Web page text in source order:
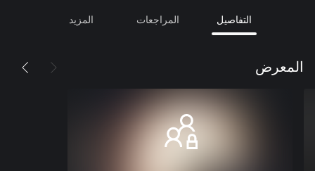
التفاصيل المراجعات المزيد
المعرض